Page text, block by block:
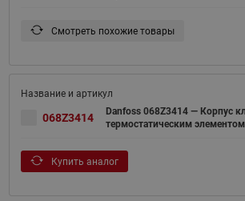
Смотреть похожие товары
068Z3414
Danfoss 068Z3414 — Корпус
термостатическим
Купить аналог